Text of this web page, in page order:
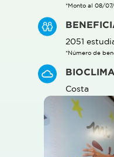
*Monto al 08/
2051
*Número de
BIOCLIMA
Costa